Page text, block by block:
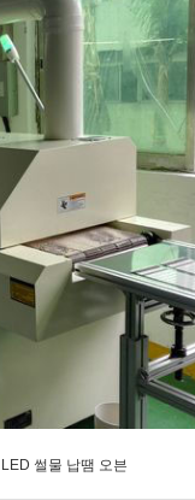
LED 썰물 납땜 오븐